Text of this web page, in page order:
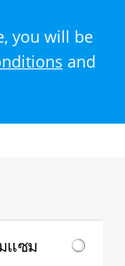
you will be
and
รา เราจะ
แซม